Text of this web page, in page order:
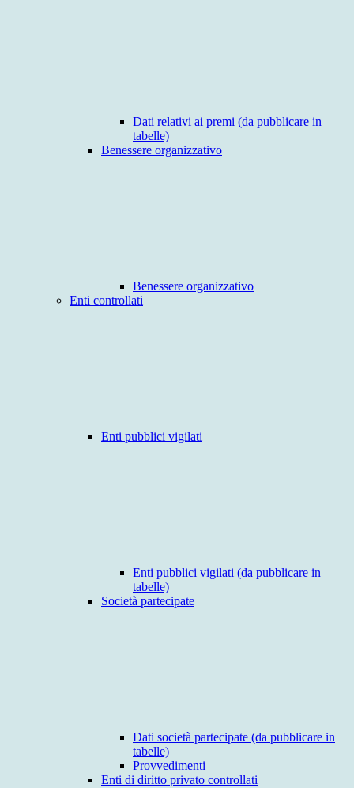
Dati relativi ai premi (da pubblicare in
tabelle)
Benessere organizzativo
Benessere organizzativo
Enti controllati
Enti pubblici vigilati
Enti pubblici vigilati (da pubblicare in
tabelle)
Società partecipate
Dati società partecipate (da pubblicare in
tabelle)
Provvedimenti
Enti di diritto privato controllati